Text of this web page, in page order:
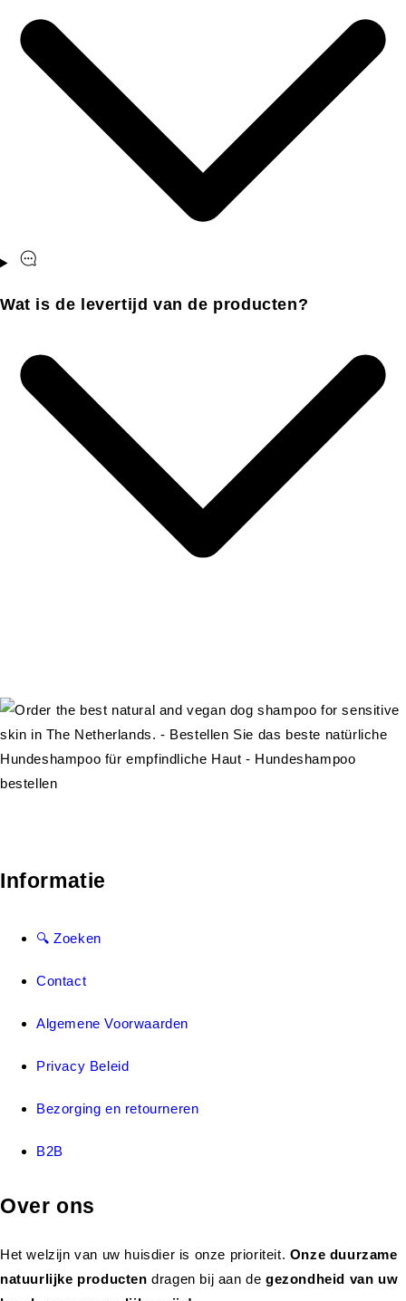
Wat is de levertijd van de producten?
Informatie
🔍 Zoeken
Contact
Algemene Voorwaarden
Privacy Beleid
Bezorging en retourneren
B2B
Over ons
Het welzijn van uw huisdier is onze prioriteit. Onze duurzame
natuurlijke productendragen bij aan de gezondheid van uw